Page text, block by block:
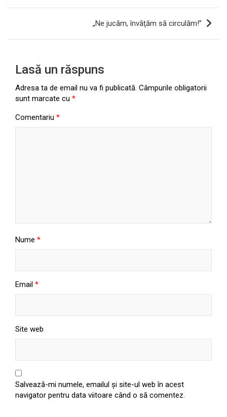
„Ne jucăm, învăţăm să circulăm!”
Lasă un răspuns
Adresa ta de email nu va fi publicată. Câmpurile obligatorii
sunt marcate cu *
Comentariu *
Nume *
Email *
Site web
Salvează-mi numele, emailul și site-ul web în acest
navigator pentru data viitoare când o să comentez.